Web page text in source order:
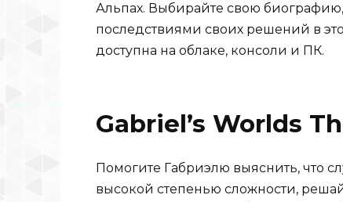
Альпах. Выбирайте свою
последствиями своих решений в
доступна на облаке, консоли и ПК.
Gabriel’s Worlds
Помогите Габриэлю выяснить, что
высокой степенью сложности,